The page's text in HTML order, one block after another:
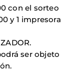
con el sorteo
y 1 impresora
ser objeto